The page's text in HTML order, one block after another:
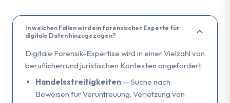
In welchen Fällen wird ein forensischer Experte für
digitale Daten hinzugezogen?
Digitale Forensik-Expertise wird in einer Vielzahl von
beruflichen und juristischen Kontexten angefordert:
Handelsstreitigkeiten — Suche nach
Beweisen für Veruntreuung, Verletzung von